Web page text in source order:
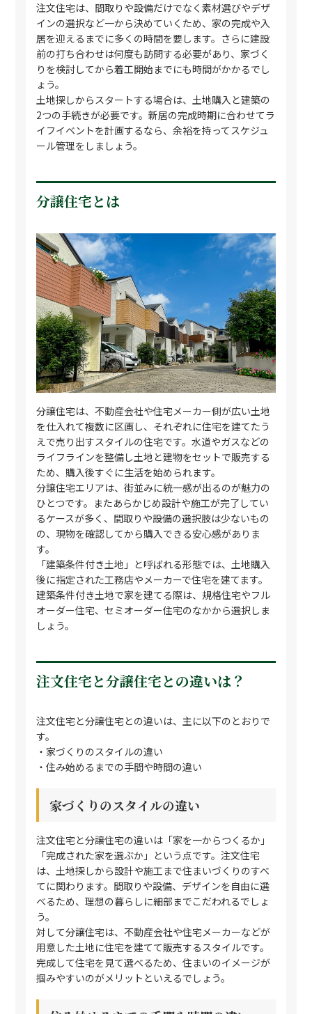
注文住宅は、間取りや設備だけでなく素材選びやデザ
インの選択など一から決めていくため、家の完成や入
居を迎えるまでに多くの時間を要します。さらに建設
前の打ち合わせは何度も訪問する必要があり、家づく
りを検討してから着工開始までにも時間がかかるでし
ょう。
土地探しからスタートする場合は、土地購入と建築の
2つの手続きが必要です。新居の完成時期に合わせてラ
イフイベントを計画するなら、余裕を持ってスケジュ
ール管理をしましょう。
分譲住宅とは
分譲住宅は、不動産会社や住宅メーカー側が広い土地
を仕入れて複数に区画し、それぞれに住宅を建てたう
えで売り出すスタイルの住宅です。水道やガスなどの
ライフラインを整備し土地と建物をセットで販売する
ため、購入後すぐに生活を始められます。
分譲住宅エリアは、街並みに統一感が出るのが魅力の
ひとつです。またあらかじめ設計や施工が完了してい
るケースが多く、間取りや設備の選択肢は少ないもの
の、現物を確認してから購入できる安心感がありま
す。
「建築条件付き土地」と呼ばれる形態では、土地購入
後に指定された工務店やメーカーで住宅を建てます。
建築条件付き土地で家を建てる際は、規格住宅やフル
オーダー住宅、セミオーダー住宅のなかから選択しま
しょう。
注文住宅と分譲住宅との違いは？
注文住宅と分譲住宅との違いは、主に以下のとおりで
す。
・家づくりのスタイルの違い
・住み始めるまでの手間や時間の違い
家づくりのスタイルの違い
注文住宅と分譲住宅の違いは「家を一からつくるか」
「完成された家を選ぶか」という点です。注文住宅
は、土地探しから設計や施工まで住まいづくりのすべ
てに関わります。間取りや設備、デザインを自由に選
べるため、理想の暮らしに細部までこだわれるでしょ
う。
対して分譲住宅は、不動産会社や住宅メーカーなどが
用意した土地に住宅を建てて販売するスタイルです。
完成して住宅を見て選べるため、住まいのイメージが
掴みやすいのがメリットといえるでしょう。